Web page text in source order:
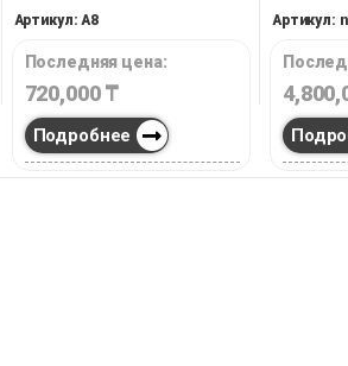
Артикул: A8
Последняя цена:
720,000₸
Подробнее
Артикул: